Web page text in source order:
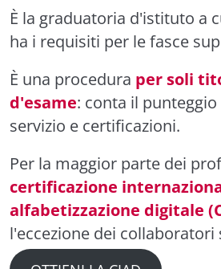
È la graduatoria d'istituto a
ha i requisiti per le fasce
È una procedura per soli
d'esame: conta il
servizio e certificazioni.
Per la maggior parte dei
certificazione
alfabetizzazione digitale
l'eccezione dei collaboratori